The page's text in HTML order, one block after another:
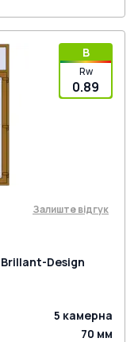
B
Rw
0.89
Залиште відгук
Brillant-Design
5 камерна
70 мм